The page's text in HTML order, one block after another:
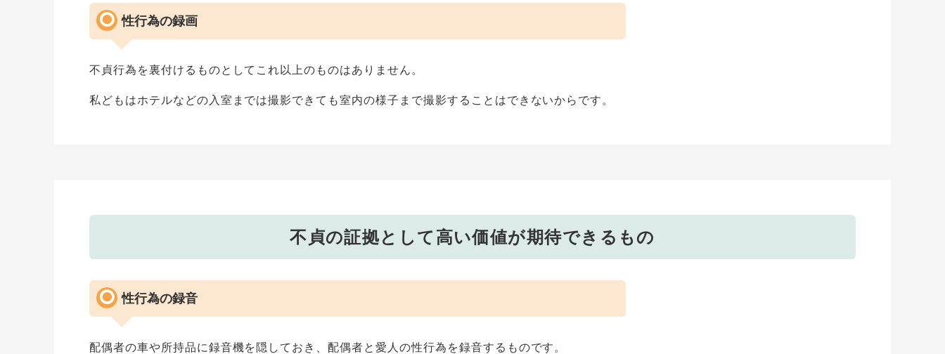
性行為の録画
不貞行為を裏付けるものとしてこれ以上のものはありません。
私どもはホテルなどの入室までは撮影できても室内の様子まで撮影することはできないからです。
不貞の証拠として高い価値が期待できるもの
性行為の録音
配偶者の車や所持品に録音機を隠しておき、配偶者と愛人の性行為を録音するものです。